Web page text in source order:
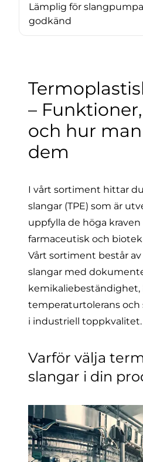
Lämplig för
godkänd
–
och hur
dem
I vårt sortiment hittar
slangar (TPE) som är
uppfylla de höga
farmaceutisk och
Vårt sortiment består
slangar med
kemikaliebeständighet,
temperaturtolerans och
i industriell toppkvalitet.
Varför välja
slangar i din